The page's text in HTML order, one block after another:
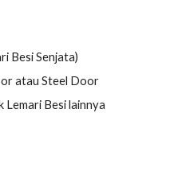
Besi Senjata)
atau Steel Door
Besi lainnya